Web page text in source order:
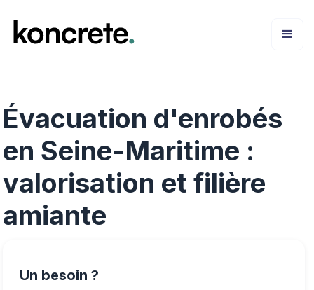
Évacuation d'enrobés
en Seine-Maritime :
valorisation et filière
amiante
Un besoin ?